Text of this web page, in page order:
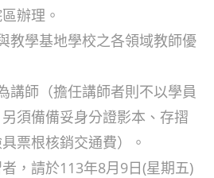
辦理。
教學基地學校之各領域教師優
講師（擔任講師者則不以學員
須備備妥身分證影本、存摺
票根核銷交通費）。
，請於113年8月9日(星期五)